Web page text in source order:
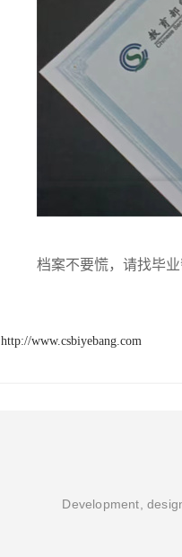
档案不要慌，请找毕业
http://www.csbiyebang.com
Development,